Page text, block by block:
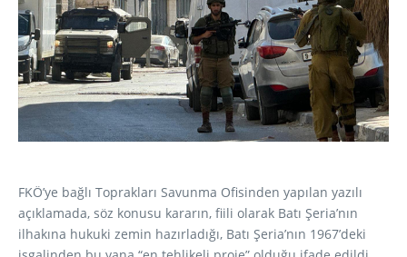
FKÖ’ye bağlı Toprakları Savunma Ofisinden yapılan yazılı
açıklamada, söz konusu kararın, fiili olarak Batı Şeria’nın
ilhakına hukuki zemin hazırladığı, Batı Şeria’nın 1967’deki